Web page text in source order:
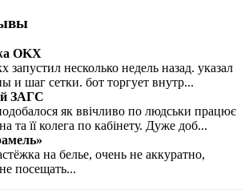
OKX
запустил несколько недель назад. указал
и шаг сетки. бот торгует внутр...
ЗАГС
як ввічливо по людськи працює
та її колега по кабінету. Дуже доб...
на белье, очень не аккуратно,
посещать...